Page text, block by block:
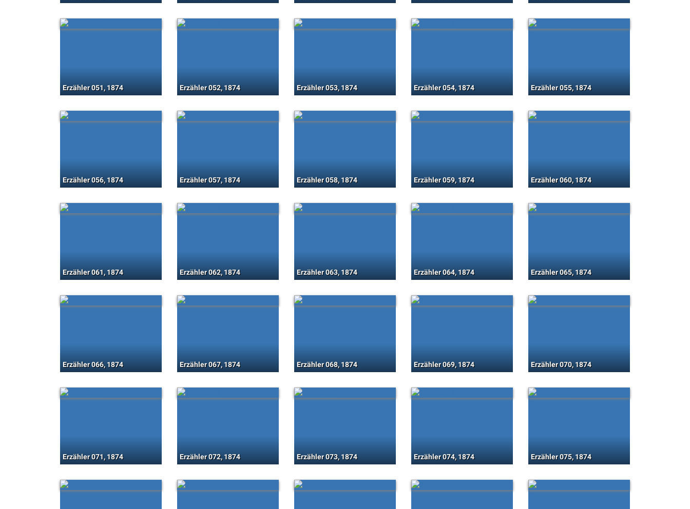
Erzähler 051, 1874 Erzähler 052, 1874 Erzähler 053, 1874 Erzähler 054, 1874 Erzähler 055, 1874
Erzähler 056, 1874 Erzähler 057, 1874 Erzähler 058, 1874 Erzähler 059, 1874 Erzähler 060, 1874
Erzähler 061, 1874 Erzähler 062, 1874 Erzähler 063, 1874 Erzähler 064, 1874 Erzähler 065, 1874
Erzähler 066, 1874 Erzähler 067, 1874 Erzähler 068, 1874 Erzähler 069, 1874 Erzähler 070, 1874
Erzähler 071, 1874 Erzähler 072, 1874 Erzähler 073, 1874 Erzähler 074, 1874 Erzähler 075, 1874